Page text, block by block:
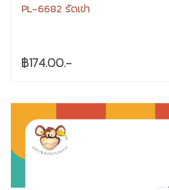
PL-6682 รัดเข่า
฿174.00.-